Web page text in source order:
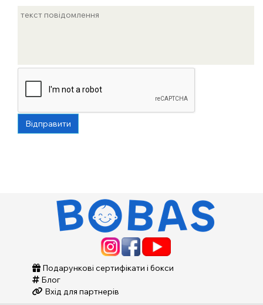
Відправити
Подарункові сертифікати і бокси
Блог
Вхід для партнерів